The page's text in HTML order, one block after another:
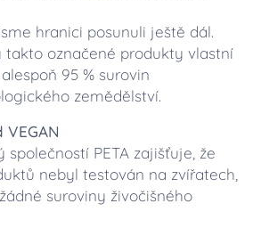
hranici posunuli ještě dál.
takto označené produkty vlastní
95 % surovin
zemědělství.
VEGAN
PETA zajišťuje, že
nebyl testován na zvířatech,
suroviny živočišného